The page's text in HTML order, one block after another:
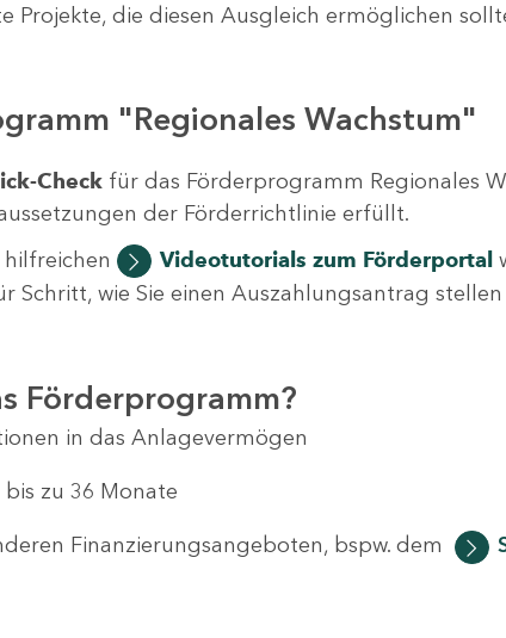
Projekte, die diesen Ausgleich ermöglichen
"Regionales Wachstum"
Check für das Förderprogramm Regionales
der Förderrichtlinie erfüllt.
hilfreichen
Videotutorials zum Förderportal
Schritt, wie Sie einen Auszahlungsantrag
Förderprogramm?
in das Anlagevermögen
zu 36 Monate
Finanzierungsangeboten, bspw. dem